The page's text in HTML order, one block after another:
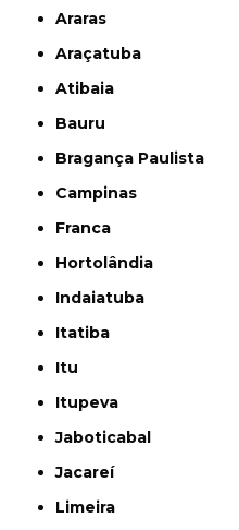
Araras
Araçatuba
Atibaia
Bauru
Bragança Paulista
Campinas
Franca
Hortolândia
Indaiatuba
Itatiba
Itu
Itupeva
Jaboticabal
Jacareí
Limeira